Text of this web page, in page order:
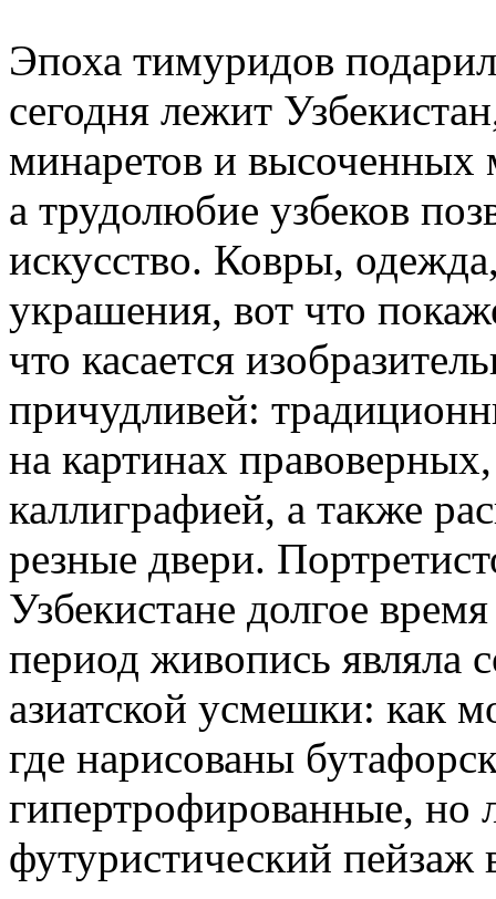
Эпоха тимуридов
сегодня лежит
минаретов и высоченных
а трудолюбие узбеков
искусство. Ковры,
украшения, вот что
что касается
причудливей:
на картинах
каллиграфией, а также
резные двери.
Узбекистане долгое
период живопись являла
азиатской усмешки: как
где нарисованы
гипертрофированные, но
футуристический пейзаж